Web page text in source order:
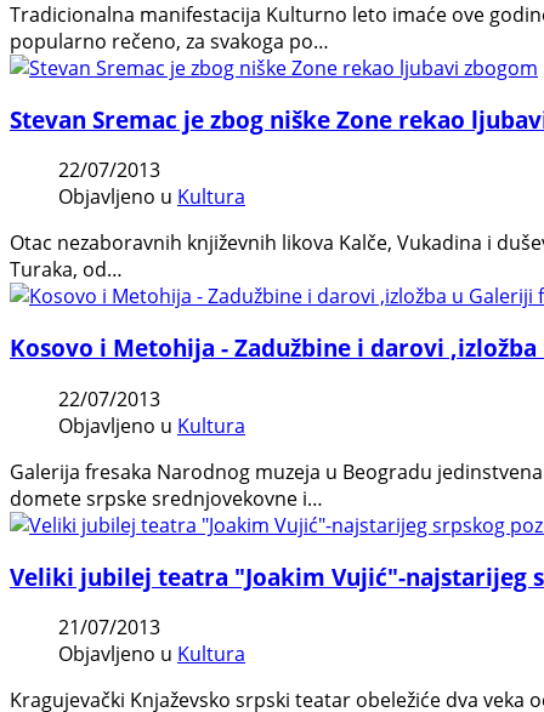
Tradi­cionalna man­i­festacija Kul­turno leto imaće ove
pop­u­larno rečeno, za svakoga po…
Stevan Sremac je zbog niške Zone rekao
22/07/2013
Objavljeno u Kultura
Otac nezaboravnih književnih likova Kalče, Vukadina i
Turaka, od…
Kosovo i Metohija - Zadužbine i darovi
22/07/2013
Objavljeno u Kultura
Galerija fresaka Narodnog muzeja u Beogradu
domete srpske srednjovekovne i…
Veliki jubilej teatra "Joakim Vujić"-najstarijeg
21/07/2013
Objavljeno u Kultura
Kragujevački Knjaževsko srpski teatar obeležiće dva